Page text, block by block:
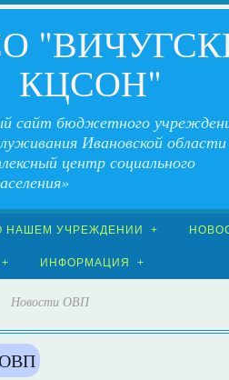
КЦСОН"
сайт бюджетного
Ивановской области
центр социального
НАШЕМ УЧРЕЖДЕНИИ
ИНФОРМАЦИЯ
Новости ОВП